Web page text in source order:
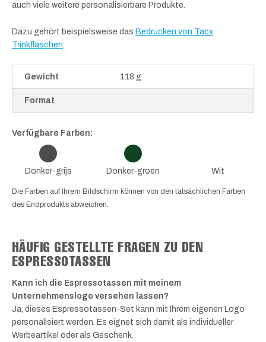
auch viele weitere personalisierbare Produkte.
Dazu gehört beispielsweise das Bedrucken von Tacx
Trinkflaschen
Gewicht 118 g
Format
Verfügbare Farben:
Donker-grijs Donker-groen Wit
Die Farben auf Ihrem Bildschirm können von den tatsächlichen Farben
des Endprodukts abweichen.
HÄUFIG GESTELLTE FRAGEN ZU DEN
ESPRESSOTASSEN
Kann ich die Espressotassen mit meinem
Unternehmenslogo versehen lassen?
Ja, dieses Espressotassen-Set kann mit Ihrem eigenen Logo
personalisiert werden. Es eignet sich damit als individueller
Werbeartikel oder als Geschenk.